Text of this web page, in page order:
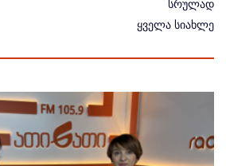
სრულად
ყველა სიახლე